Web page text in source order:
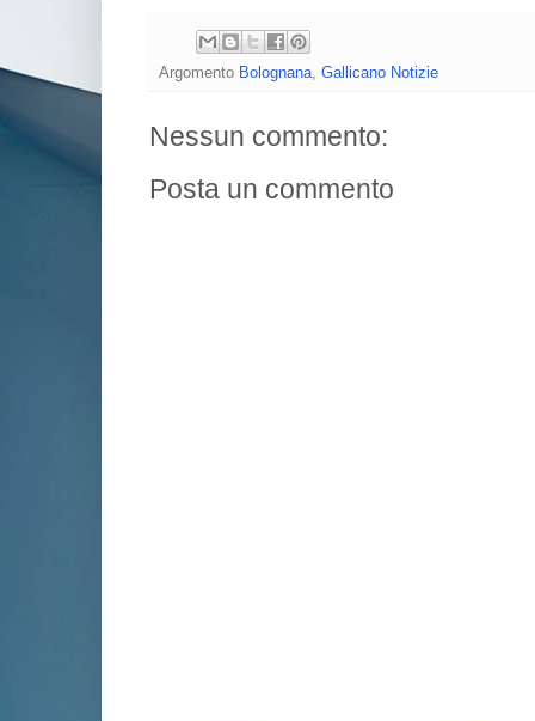
Argomento Bolognana Gallicano Notizie
Nessun commento:
Posta un commento